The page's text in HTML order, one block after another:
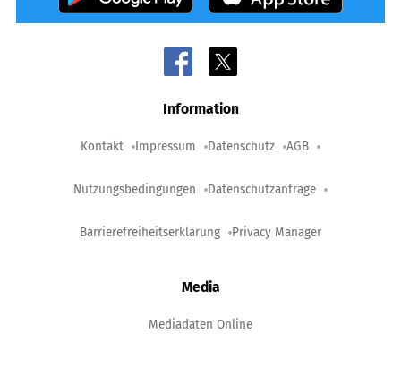
Information
Kontakt Impressum Datenschutz AGB
Nutzungsbedingungen Datenschutzanfrage
Barrierefreiheitserklärung Privacy Manager
Media
Mediadaten Online